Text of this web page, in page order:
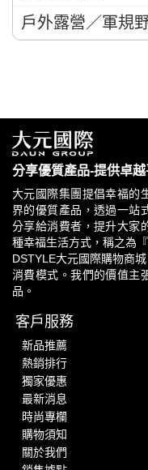
戶外露營／軍規
分享優質產品-提供卓
大元國際集團提倡幸福的
界的優質產品，透過一站
分享給消費者，提升大家
種幸福生活方式，稱之為
DSTYLE大元國際購物商
消費模式。我們的價值主
品。
客戶服務
新品推薦
熱銷排行
獨家優惠
最新消息
時尚專欄
購物須知
關於我們